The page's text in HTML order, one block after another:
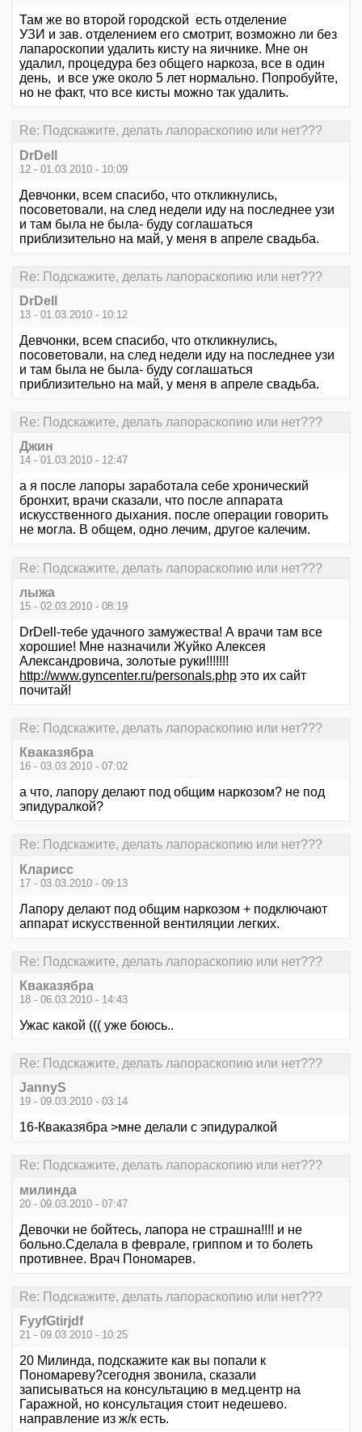
Там же во второй городской есть отделение
УЗИ и зав. отделением его смотрит, возможно ли без
лапароскопии удалить кисту на яичнике. Мне он
удалил, процедура без общего наркоза, все в один
день, и все уже около 5 лет нормально. Попробуйте,
но не факт, что все кисты можно так удалить.
Re: Подскажите, делать лапораскопию или нет???
DrDell
12 - 01.03.2010 - 10:09
Девчонки, всем спасибо, что откликнулись,
посоветовали, на след недели иду на последнее узи
и там была не была- буду соглашаться
приблизительно на май, у меня в апреле свадьба.
Re: Подскажите, делать лапораскопию или нет???
DrDell
13 - 01.03.2010 - 10:12
Девчонки, всем спасибо, что откликнулись,
посоветовали, на след недели иду на последнее узи
и там была не была- буду соглашаться
приблизительно на май, у меня в апреле свадьба.
Re: Подскажите, делать лапораскопию или нет???
Джин
14 - 01.03.2010 - 12:47
а я после лапоры заработала себе хронический
бронхит, врачи сказали, что после аппарата
искусственного дыхания. после операции говорить
не могла. В общем, одно лечим, другое калечим.
Re: Подскажите, делать лапораскопию или нет???
лыжа
15 - 02.03.2010 - 08:19
DrDell-тебе удачного замужества! А врачи там все
хорошие! Мне назначили Жуйко Алексея
Александровича, золотые руки!!!!!!!
http://www.gyncenter.ru/personals.php это их сайт
почитай!
Re: Подскажите, делать лапораскопию или нет???
Кваказябра
16 - 03.03.2010 - 07:02
а что, лапору делают под общим наркозом? не под
эпидуралкой?
Re: Подскажите, делать лапораскопию или нет???
Кларисс
17 - 03.03.2010 - 09:13
Лапору делают под общим наркозом + подключают
аппарат искусственной вентиляции легких.
Re: Подскажите, делать лапораскопию или нет???
Кваказябра
18 - 06.03.2010 - 14:43
Ужас какой ((( уже боюсь..
Re: Подскажите, делать лапораскопию или нет???
JannyS
19 - 09.03.2010 - 03:14
16-Кваказябра >мне делали с эпидуралкой
Re: Подскажите, делать лапораскопию или нет???
милинда
20 - 09.03.2010 - 07:47
Девочки не бойтесь, лапора не страшна!!!! и не
больно.Сделала в феврале, гриппом и то болеть
противнее. Врач Пономарев.
Re: Подскажите, делать лапораскопию или нет???
FyyfGtirjdf
21 - 09.03.2010 - 10:25
20 Милинда, подскажите как вы попали к
Пономареву?сегодня звонила, сказали
записываться на консультацию в мед.центр на
Гаражной, но консультация стоит недешево.
направление из ж/к есть.